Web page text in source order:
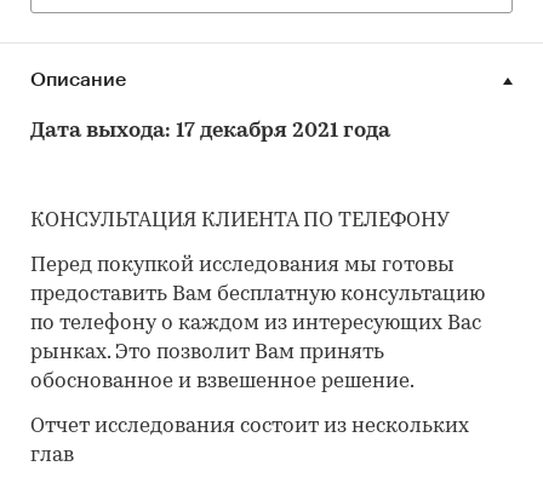
Описание
Дата выхода: 17 декабря 2021 года
КОНСУЛЬТАЦИЯ КЛИЕНТА ПО ТЕЛЕФОНУ
Перед покупкой исследования мы готовы
предоставить Вам бесплатную консультацию
по телефону о каждом из интересующих Вас
рынках. Это позволит Вам принять
обоснованное и взвешенное решение.
Отчет исследования состоит из нескольких
глав